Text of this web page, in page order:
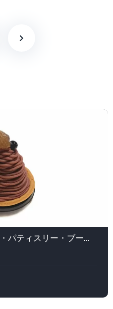
モンルージュ｜リベルテ・パティスリー・ブーランジェリー 東京本店・吉祥寺